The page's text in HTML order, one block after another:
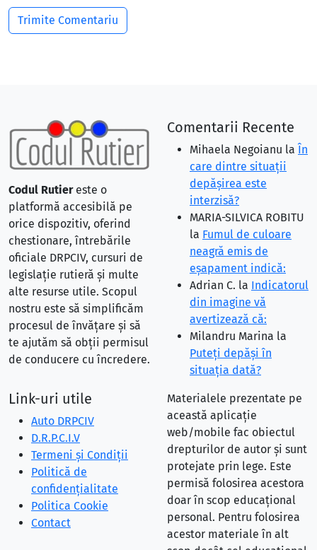
Codul Rutiereste o
platformă accesibilă pe
orice dispozitiv, oferind
chestionare, întrebările
oficiale DRPCIV, cursuri de
legislație rutieră și multe
alte resurse utile. Scopul
nostru este să simplificăm
procesul de învățare și să
te ajutăm să obții permisul
de conducere cu încredere.
Comentarii Recente
Mihaela Negoianu la În
care dintre situaţii
depăşirea este
interzisă?
MARIA-SILVICA ROBITU
la Fumul de culoare
neagră emis de
eşapament indică:
Adrian C. la Indicatorul
din imagine vă
avertizează că:
Milandru Marina la
Puteţi depăşi în
situaţia dată?
Link-uri utile
Auto DRPCIV
D.R.P.C.I.V
Termeni și Condiții
Politică de
confidențialitate
Politica Cookie
Contact
Materialele prezentate pe
această aplicație
web/mobile fac obiectul
drepturilor de autor și sunt
protejate prin lege. Este
permisă folosirea acestora
doar în scop educațional
personal. Pentru folosirea
acestor materiale în alt